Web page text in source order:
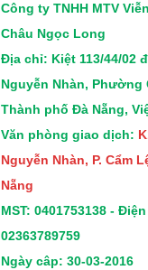
Công ty TNHH MTV
Châu Ngọc Long
Địa chỉ: Kiệt 113/44/02
Nguyễn Nhàn, Phường
Thành phố Đà Nẵng,
Văn phòng giao dịch:
Nguyễn Nhàn, P. Cẩm
Nẵng
MST: 0401753138 -
02363789759
Ngày câp: 30-03-2016